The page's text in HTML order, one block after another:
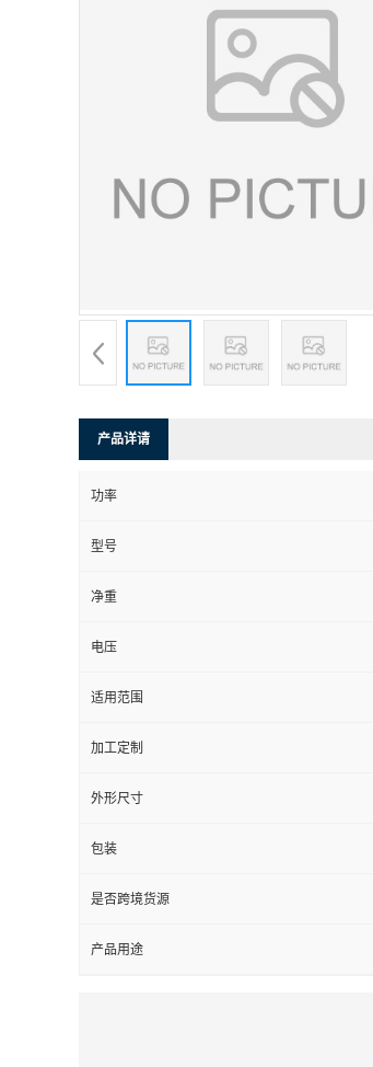
产品详请
功率
型号
净重
电压
适用范围
加工定制
外形尺寸
包装
是否跨境货源
产品用途